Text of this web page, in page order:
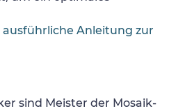
ausführliche Anleitung zur
sind Meister der Mosaik-